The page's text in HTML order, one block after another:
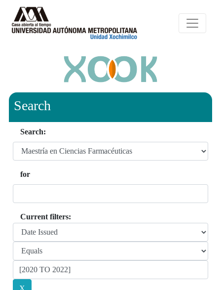
Search
Search:
for
Current filters: